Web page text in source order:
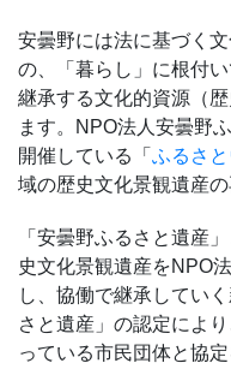
安曇野には法に基づく
の、「暮らし」に根付
継承する文化的資源（
ます。NPO法人安曇野
開催している「 ふるさ
域の歴史文化景観遺産
「安曇野ふるさと遺産
史文化景観遺産をNPO
し、協働で継承してい
さと遺産」の認定によ
っている市民団体と協